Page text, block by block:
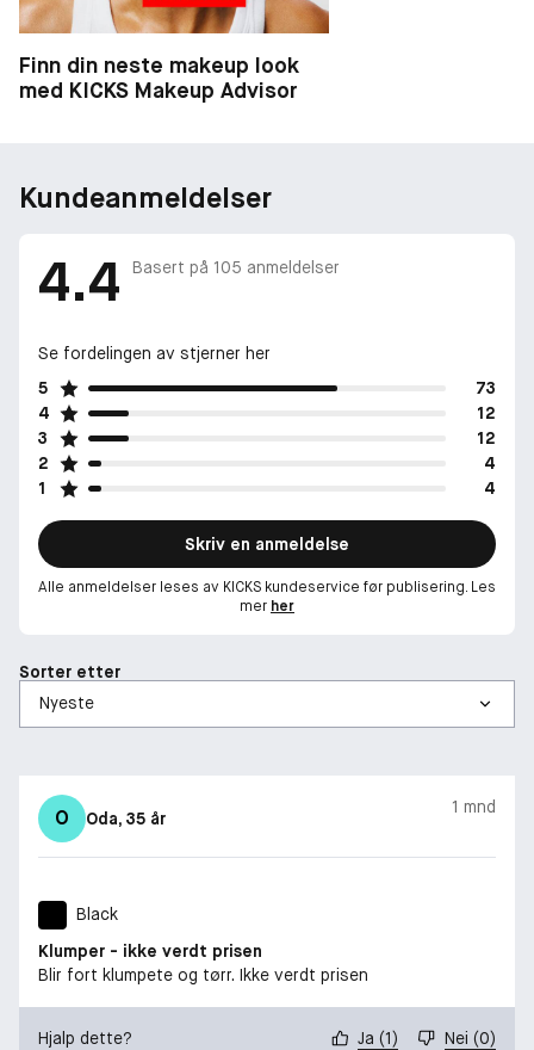
Vinner i KICKS Beauty Awards 2021 og 2022 for Beste Mascara.
Finn din neste makeup look
med KICKS Makeup Advisor
Kundeanmeldelser
4.4 Basert på 105 anmeldelser
Se fordelingen av stjerner her
5
73
4
12
3
12
2
4
1
4
Skriv en anmeldelse
Alle anmeldelser leses av KICKS kundeservice før publisering. Les
mer her
Sorter etter
O Oda, 35 år
1 mnd
Black
Klumper - ikke verdt prisen
Blir fort klumpete og tørr. Ikke verdt prisen
Hjalp dette? Ja (1) Nei (0)